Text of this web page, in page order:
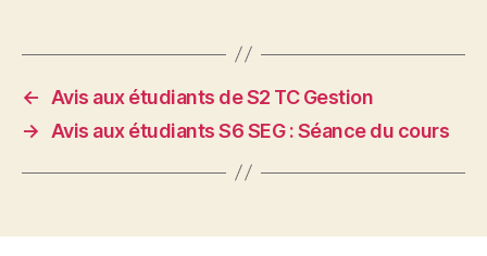
←
Avis aux étudiants de S2 TC Gestion
→
Avis aux étudiants S6 SEG : Séance du cours